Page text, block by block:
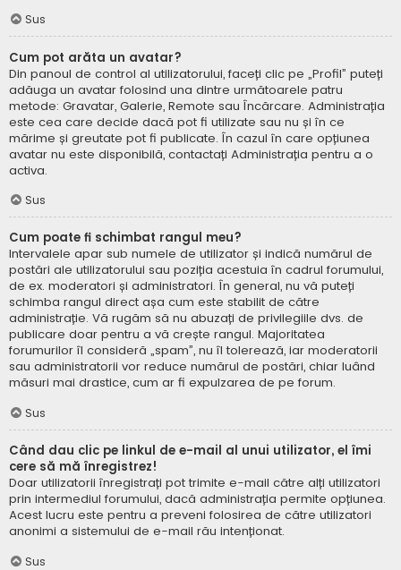
Sus
Cum pot arăta un avatar?
Din panoul de control al utilizatorului, faceți clic pe „Profil” puteți
adăuga un avatar folosind una dintre următoarele patru
metode: Gravatar, Galerie, Remote sau Încărcare. Administrația
este cea care decide dacă pot fi utilizate sau nu și în ce
mărime și greutate pot fi publicate. În cazul în care opțiunea
avatar nu este disponibilă, contactați Administrația pentru a o
activa.
Sus
Cum poate fi schimbat rangul meu?
Intervalele apar sub numele de utilizator și indică numărul de
postări ale utilizatorului sau poziția acestuia în cadrul forumului,
de ex. moderatori și administratori. În general, nu vă puteți
schimba rangul direct așa cum este stabilit de către
administrație. Vă rugăm să nu abuzați de privilegiile dvs. de
publicare doar pentru a vă crește rangul. Majoritatea
forumurilor îl consideră „spam”, nu îl tolerează, iar moderatorii
sau administratorii vor reduce numărul de postări, chiar luând
măsuri mai drastice, cum ar fi expulzarea de pe forum.
Sus
Când dau clic pe linkul de e-mail al unui utilizator, el îmi
cere să mă înregistrez!
Doar utilizatorii înregistrați pot trimite e-mail către alți utilizatori
prin intermediul forumului, dacă administrația permite opțiunea.
Acest lucru este pentru a preveni folosirea de către utilizatori
anonimi a sistemului de e-mail rău intenționat.
Sus